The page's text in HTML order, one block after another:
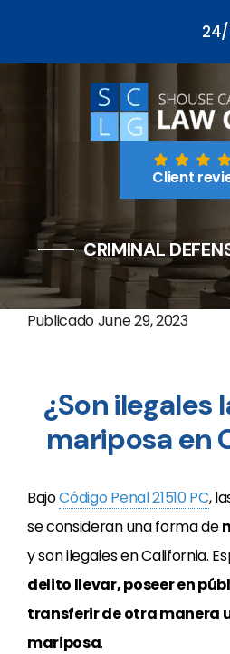
Client
CRIMINAL
PublicadoJune 29, 2023
¿Son ilegales
mariposa en
BajoCódigo Penal 21510 PC,
se consideran una forma de
y son ilegales en California.
delito llevar, poseer en
transferir de otra manera
mariposa.